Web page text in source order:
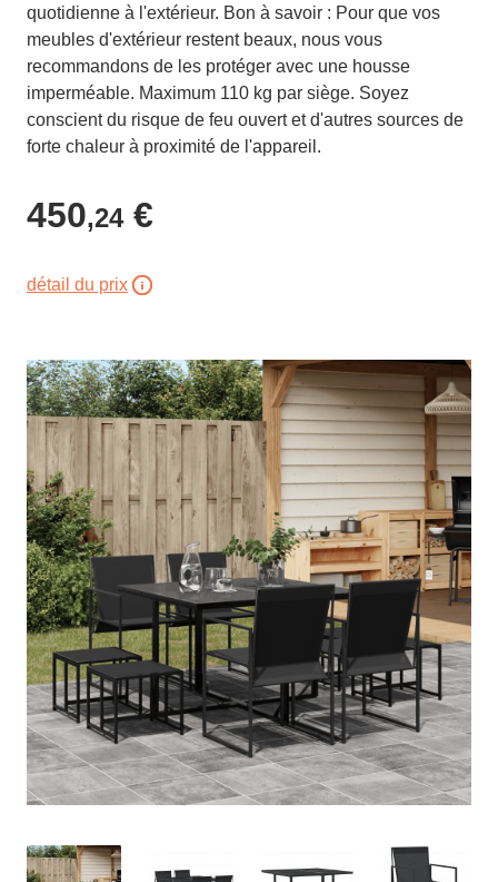
quotidienne à l'extérieur. Bon à savoir : Pour que vos
meubles d'extérieur restent beaux, nous vous
recommandons de les protéger avec une housse
imperméable. Maximum 110 kg par siège. Soyez
conscient du risque de feu ouvert et d'autres sources de
forte chaleur à proximité de l'appareil.
450,24€
détail du prix